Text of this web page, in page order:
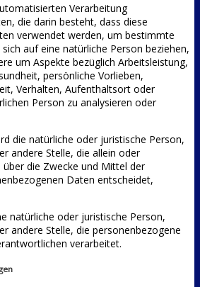
Verarbeitung
die darin besteht, dass diese
verwendet werden, um bestimmte
auf eine natürliche Person beziehen,
um Aspekte bezüglich Arbeitsleistung,
persönliche Vorlieben,
Verhalten, Aufenthaltsort oder
Person zu analysieren oder
die natürliche oder juristische Person,
andere Stelle, die allein oder
die Zwecke und Mittel der
Daten entscheidet,
natürliche oder juristische Person,
andere Stelle, die personenbezogene
verarbeitet.